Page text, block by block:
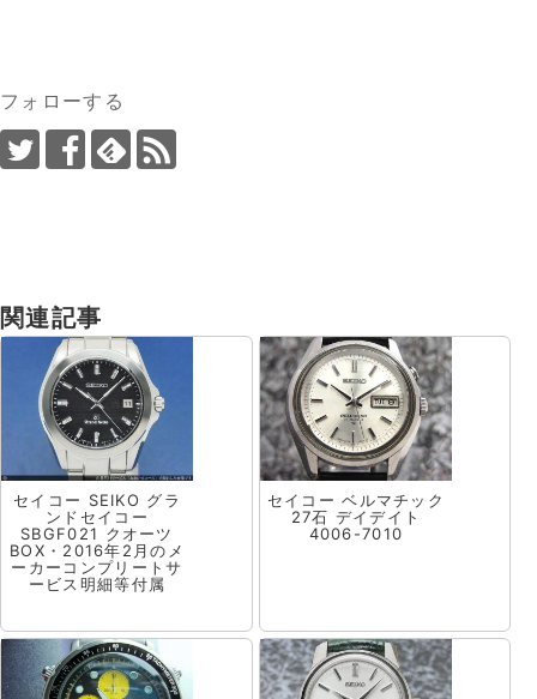
フォローする
関連記事
セイコー SEIKO グラ
ンドセイコー
SBGF021 クオーツ
BOX・2016年2月のメ
ーカーコンプリートサ
ービス明細等付属
セイコー ベルマチック
27石 デイデイト
4006-7010